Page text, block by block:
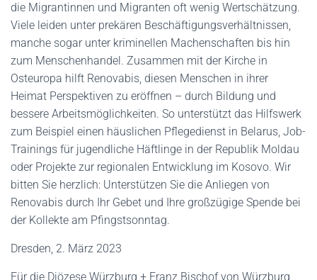
die Migrantinnen und Migranten oft wenig Wertschätzung.
Viele leiden unter prekären Beschäftigungsverhältnissen,
manche sogar unter kriminellen Machenschaften bis hin
zum Menschenhandel. Zusammen mit der Kirche in
Osteuropa hilft Renovabis, diesen Menschen in ihrer
Heimat Perspektiven zu eröffnen – durch Bildung und
bessere Arbeitsmöglichkeiten. So unterstützt das Hilfswerk
zum Beispiel einen häuslichen Pflegedienst in Belarus, Job-
Trainings für jugendliche Häftlinge in der Republik Moldau
oder Projekte zur regionalen Entwicklung im Kosovo. Wir
bitten Sie herzlich: Unterstützen Sie die Anliegen von
Renovabis durch Ihr Gebet und Ihre großzügige Spende bei
der Kollekte am Pfingstsonntag.
Dresden, 2. März 2023
Für die Diözese Würzburg + Franz Bischof von Würzburg